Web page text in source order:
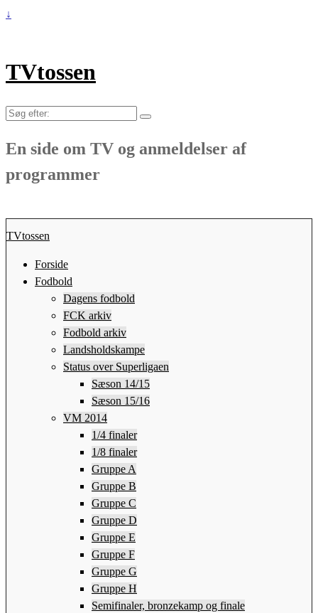
↓
TVtossen
Søg
En side om TV og anmeldelser af
programmer
TVtossen
Forside
Fodbold
Dagens fodbold
FCK arkiv
Fodbold arkiv
Landsholdskampe
Status over Superligaen
Sæson 14/15
Sæson 15/16
VM 2014
1/4 finaler
1/8 finaler
Gruppe A
Gruppe B
Gruppe C
Gruppe D
Gruppe E
Gruppe F
Gruppe G
Gruppe H
Semifinaler, bronzekamp og finale